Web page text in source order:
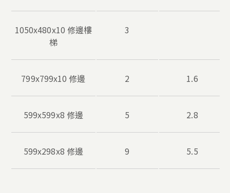
1050x480x10 修邊樓
梯
3
799x799x10 修邊 2 1.6
599x599x8 修邊 5 2.8
599x298x8 修邊 9 5.5